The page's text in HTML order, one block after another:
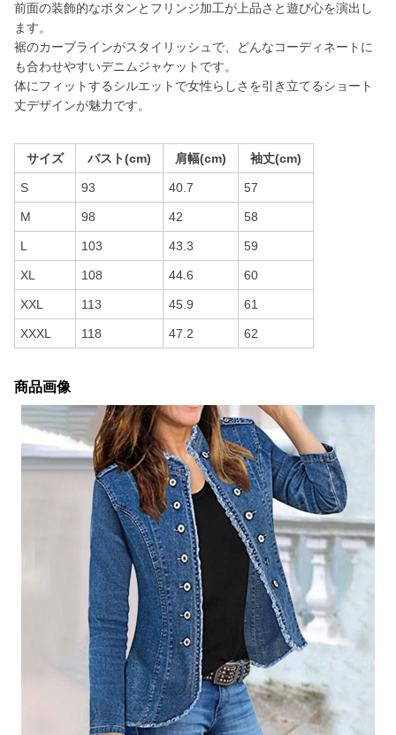
前面の装飾的なボタンとフリンジ加工が上品さと遊び心を演出し
ます。
裾のカーブラインがスタイリッシュで、どんなコーディネートに
も合わせやすいデニムジャケットです。
体にフィットするシルエットで女性らしさを引き立てるショート
丈デザインが魅力です。
サイズ バスト(cm) 肩幅(cm) 袖丈(cm)
S 93 40.7 57
M 98 42 58
L 103 43.3 59
XL 108 44.6 60
XXL 113 45.9 61
XXXL 118 47.2 62
商品画像